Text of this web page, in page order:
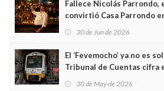
Fallece Nicolás Parrondo,
convirtió Casa Parrondo
Asturias en Madrid
30 de Jun de 2026
El ‘Fevemocho’ ya no es
Tribunal de Cuentas cifra
sobrecoste de los trenes
30 de May de 2026